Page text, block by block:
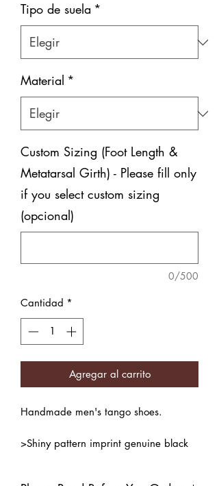
Tipo de suela *
Material *
Custom Sizing (Foot Length &
Metatarsal Girth) - Please fill only
if you select custom sizing
(opcional)
0/500
Cantidad *
Agregar al carrito
Handmade men's tango shoes.
>Shiny pattern imprint genuine black